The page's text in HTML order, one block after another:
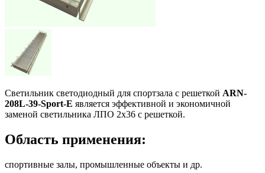
Светильник светодиодный для спортзала с решеткой ARN-
208L-39-Sport-E является эффективной и экономичной
заменой светильника ЛПО 2х36 с решеткой.
Область применения:
спортивные залы, промышленные объекты и др.